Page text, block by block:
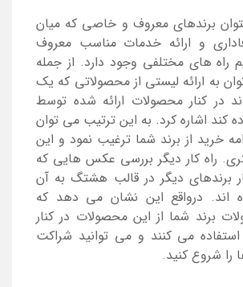
بتوان برندهای معروف و خاصی که میان
و ارائه خدمات مناسب معروف
راه های مختلفی وجود دارد. از جمله
به ارائه لیستی از محصولاتی که یک
در کنار محصولات ارائه شده توسط
کند اشاره کرد. به این ترتیب می توان
خرید از برند شما ترغیب نمود و این
راه کار دیگر بررسی عکس هایی که
برندهای دیگر در قالب هشتگ به آن
اند. درواقع این نشان می دهد که
برند شما از این محصولات در کنار
می کنند و می توانید شراكت
را شروع کنید.